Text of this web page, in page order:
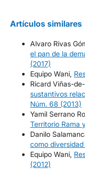
Artículos similares
Alvaro Rivas
el pan de la
(2017)
Equipo Wani,
Ricard Viñas-
sustantivos
Núm. 68 (2013)
Yamil Serrano
Territorio Rama
Danilo
como diversidad
Equipo Wani,
(2012)